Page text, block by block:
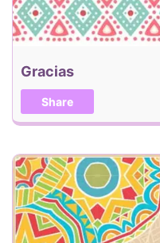
Gracias
Share